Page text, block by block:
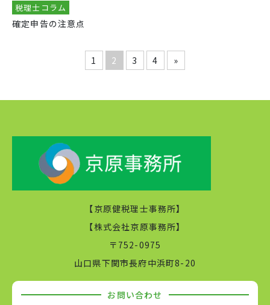
税理士コラム
確定申告の注意点
1 2 3 4 »
【京原健税理士事務所】
【株式会社京原事務所】
〒752-0975
山口県下関市長府中浜町8-20
お問い合わせ